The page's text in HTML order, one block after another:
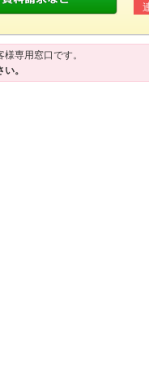
専用窓口です。
。